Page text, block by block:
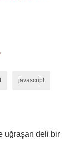
javascript
uğraşan deli bir